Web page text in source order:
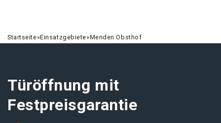
Startseite»Einsatzgebiete»Menden Obsthof
Türöffnung mit
Festpreisgarantie